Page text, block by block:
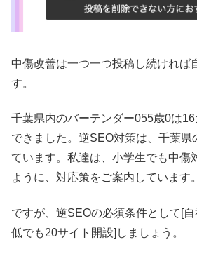
中傷改善は一つ一つ投稿し続ければ
す。
千葉県内のバーテンダー055歳0は
できました。逆SEO対策は、千葉県
ています。私達は、小学生でも中傷
ように、対応策をご案内しています。
ですが、逆SEOの必須条件として[
低でも20サイト開設]しましょう。